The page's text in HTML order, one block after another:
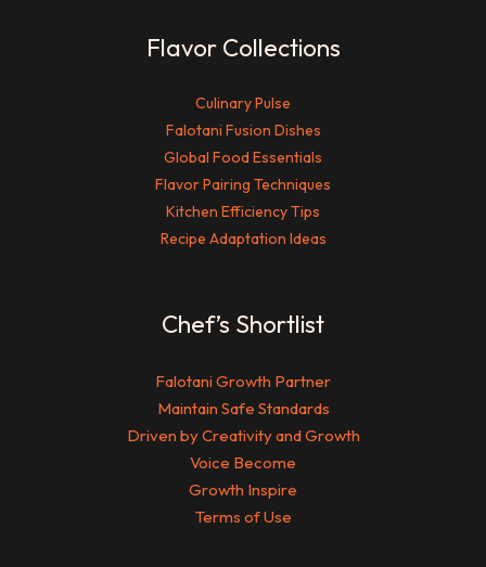
Flavor Collections
Culinary Pulse
Falotani Fusion Dishes
Global Food Essentials
Flavor Pairing Techniques
Kitchen Efficiency Tips
Recipe Adaptation Ideas
Chef’s Shortlist
Falotani Growth Partner
Maintain Safe Standards
Driven by Creativity and Growth
Voice Become
Growth Inspire
Terms of Use